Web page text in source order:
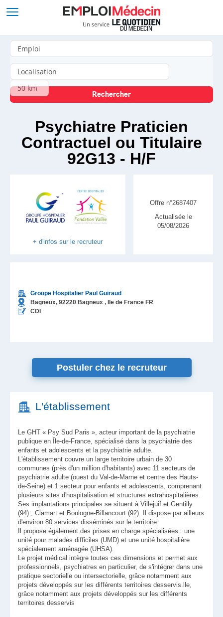
Psychiatre Praticien
Contractuel ou Titulaire
92G13 - H/F
+ d'infos sur le recruteur
Groupe Hospitalier Paul Guiraud
Bagneux, 92220 Bagneux , Ile de France FR
CDI
Offre n°2687407
Actualisée le
05/08/2026
Postuler chez le recruteur
L'établissement
Le GHT « Psy Sud Paris », acteur important de la psychiatrie
publique en Île-de-France, spécialisé dans la psychiatrie des
enfants et adolescents et la psychiatrie adulte.
L'établissement couvre un large territoire urbain de 30
communes (près d'un million d'habitants) avec 11 secteurs de
psychiatrie adulte (ouest du Val-de-Marne et centre des Hauts-
de-Seine) et 1 secteur pour enfants et adolescents, comprenant
plusieurs sites d'hospitalisation et structures extrahospitalières.
Ses implantations principales se situent à Villejuif et Gentilly
(94) ; Clamart et Boulogne-Billancourt (92). Il dispose par ailleurs
d'environ 80 services disséminés sur le territoire.
Il propose également des prises en charge spécialisées : une
unité pour malades difficiles (UMD) et une unité hospitalière
spécialement aménagée (UHSA).
Le projet médical intègre toutes ces dimensions et permet aux
professionnels, psychiatres en particulier, de s'intégrer dans une
pratique sectorielle ou intersectorielle, grâce notamment aux
projets développés sur les différents territoires desservis.lle,
grâce notamment aux projets développés sur les différents
territoires desservis